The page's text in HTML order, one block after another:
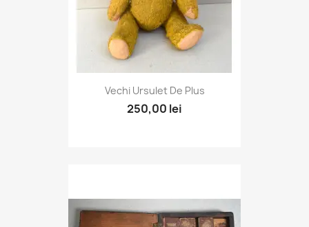
Vechi Ursulet De Plus
250,00 lei